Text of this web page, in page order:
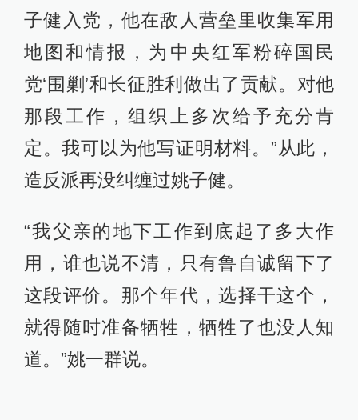
子健入党，他在敌人营垒里收集军用
地图和情报，为中央红军粉碎国民
党‘围剿’和长征胜利做出了贡献。对他
那段工作，组织上多次给予充分肯
定。我可以为他写证明材料。”从此，
造反派再没纠缠过姚子健。
“我父亲的地下工作到底起了多大作
用，谁也说不清，只有鲁自诚留下了
这段评价。那个年代，选择干这个，
就得随时准备牺牲，牺牲了也没人知
道。”姚一群说。